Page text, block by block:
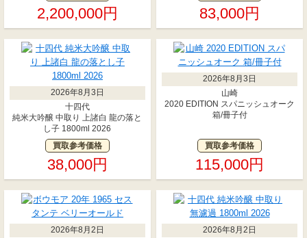
2,200,000円 83,000円
2026年8月3日
十四代
純米大吟醸 中取り 上諸白 龍の落と
し子 1800ml 2026
買取参考価格
38,000円
2026年8月3日
山崎
2020 EDITION スパニッシュオーク
箱/冊子付
買取参考価格
115,000円
2026年8月2日
2026年8月2日